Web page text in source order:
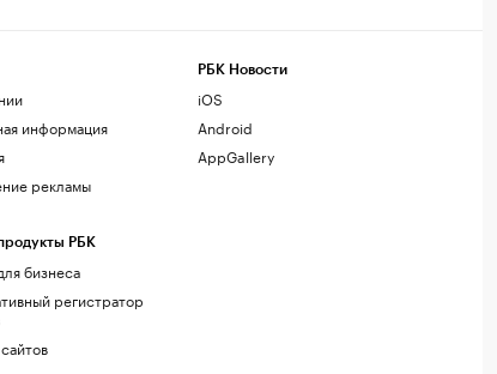
информация
рекламы
РБК
бизнеса
регистратор
РБК Новости
iOS
Android
AppGallery